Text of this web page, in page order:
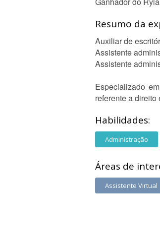
Resumo da
Auxiliar de
Assistente
Assistente
Especializado
referente a direito
Habilidades:
Administração
Áreas de
Assistente Virtual